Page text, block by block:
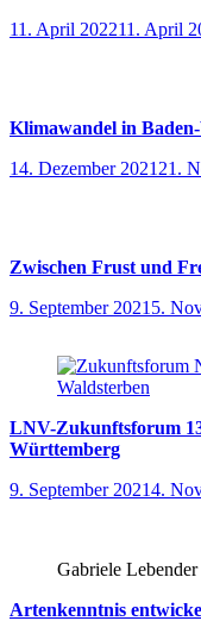
11. April 202211. April
Klimawandel in
14. Dezember 2021 21.
Zwischen Frust und
9. September 2021 5.
LNV-Zukunftsforum
Württemberg
9. September 20214.
Gabriele Lebender
Artenkenntnis